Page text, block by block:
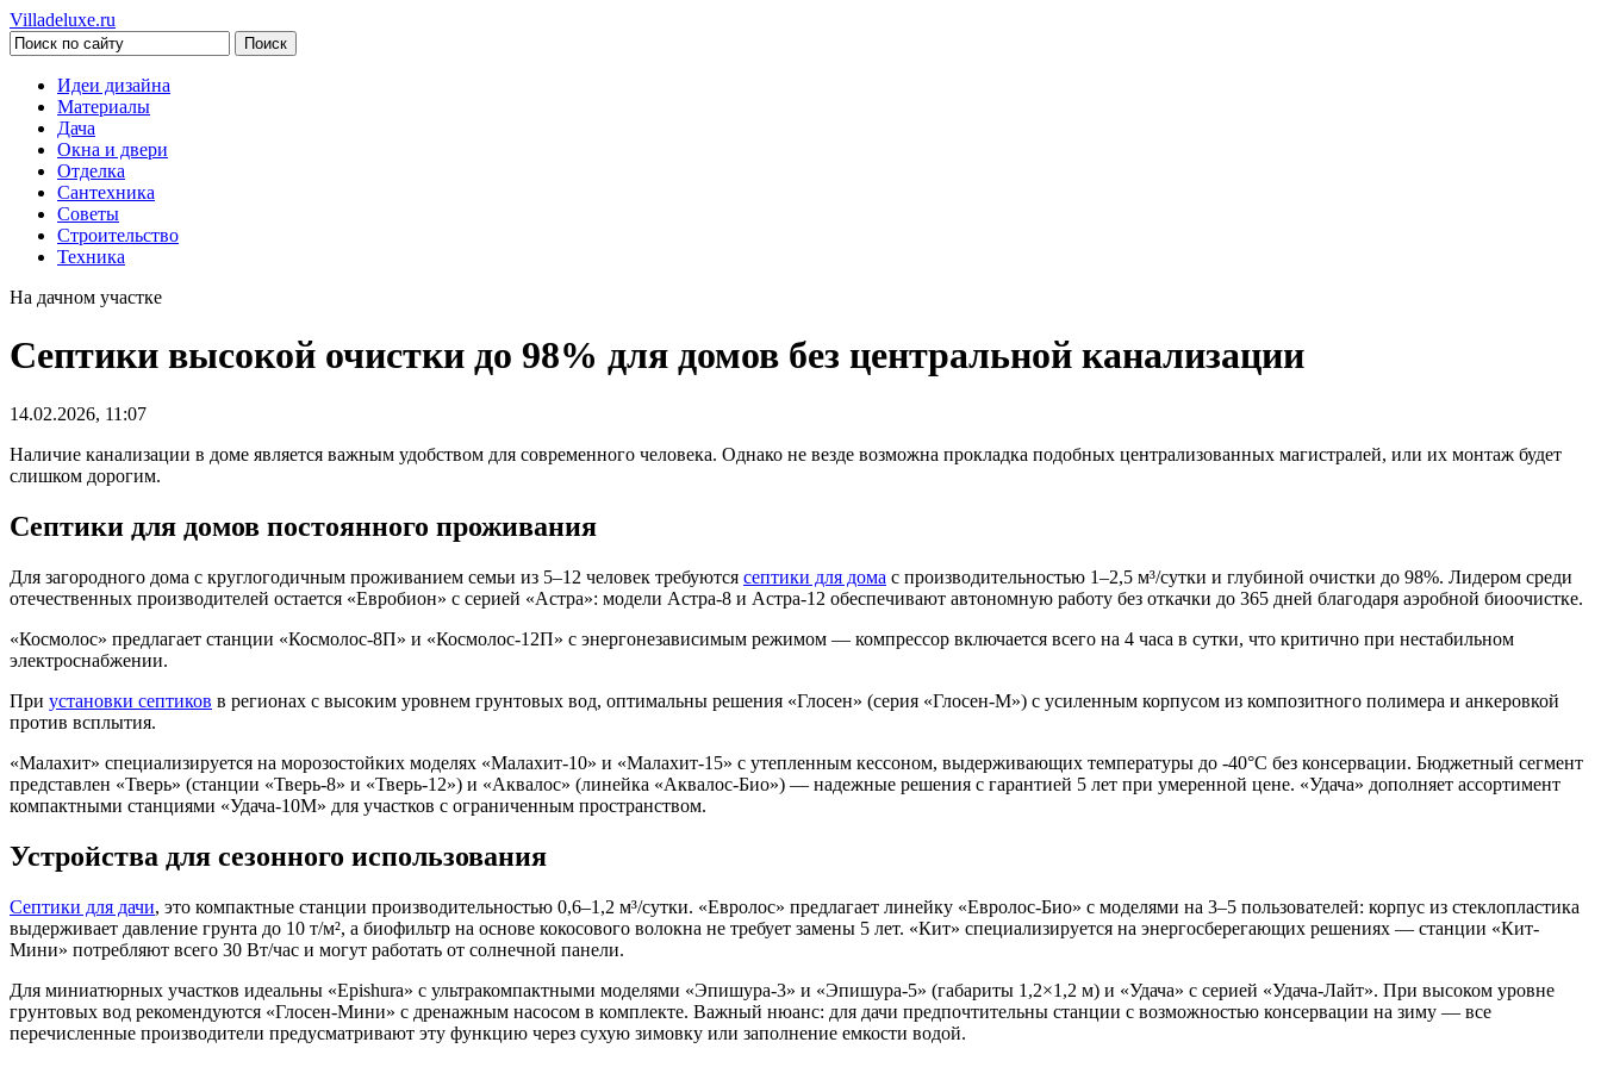
Villadeluxe.ru
Идеи дизайна
Материалы
Дача
Окна и двери
Отделка
Сантехника
Советы
Строительство
Техника
На дачном участке
Септики высокой очистки до 98% для домов без центральной канализации
14.02.2026, 11:07
Наличие канализации в доме является важным удобством для современного человека. Однако не везде возможна прокладка подобных централизованных магистралей, или их монтаж будет
слишком дорогим.
Септики для домов постоянного проживания
Для загородного дома с круглогодичным проживанием семьи из 5–12 человек требуются септики для дома с производительностью 1–2,5 м³/сутки и глубиной очистки до 98%. Лидером среди
отечественных производителей остается «Евробион» с серией «Астра»: модели Астра-8 и Астра-12 обеспечивают автономную работу без откачки до 365 дней благодаря аэробной биоочистке.
«Космолос» предлагает станции «Космолос-8П» и «Космолос-12П» с энергонезависимым режимом — компрессор включается всего на 4 часа в сутки, что критично при нестабильном
электроснабжении.
При установки септиков в регионах с высоким уровнем грунтовых вод, оптимальны решения «Глосен» (серия «Глосен-М») с усиленным корпусом из композитного полимера и анкеровкой
против всплытия.
«Малахит» специализируется на морозостойких моделях «Малахит-10» и «Малахит-15» с утепленным кессоном, выдерживающих температуры до -40°С без консервации. Бюджетный сегмент
представлен «Тверь» (станции «Тверь-8» и «Тверь-12») и «Аквалос» (линейка «Аквалос-Био») — надежные решения с гарантией 5 лет при умеренной цене. «Удача» дополняет ассортимент
компактными станциями «Удача-10М» для участков с ограниченным пространством.
Устройства для сезонного использования
Септики для дачи, это компактные станции производительностью 0,6–1,2 м³/сутки. «Евролос» предлагает линейку «Евролос-Био» с моделями на 3–5 пользователей: корпус из стеклопластика
выдерживает давление грунта до 10 т/м², а биофильтр на основе кокосового волокна не требует замены 5 лет. «Кит» специализируется на энергосберегающих решениях — станции «Кит-
Мини» потребляют всего 30 Вт/час и могут работать от солнечной панели.
Для миниатюрных участков идеальны «Epishura» с ультракомпактными моделями «Эпишура-3» и «Эпишура-5» (габариты 1,2×1,2 м) и «Удача» с серией «Удача-Лайт». При высоком уровне
грунтовых вод рекомендуются «Глосен-Мини» с дренажным насосом в комплекте. Важный нюанс: для дачи предпочтительны станции с возможностью консервации на зиму — все
перечисленные производители предусматривают эту функцию через сухую зимовку или заполнение емкости водой.